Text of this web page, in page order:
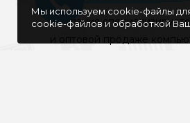
Компания
и оптовой продаже
Мы используем cookie-файлы
cookie-файлов и обработкой